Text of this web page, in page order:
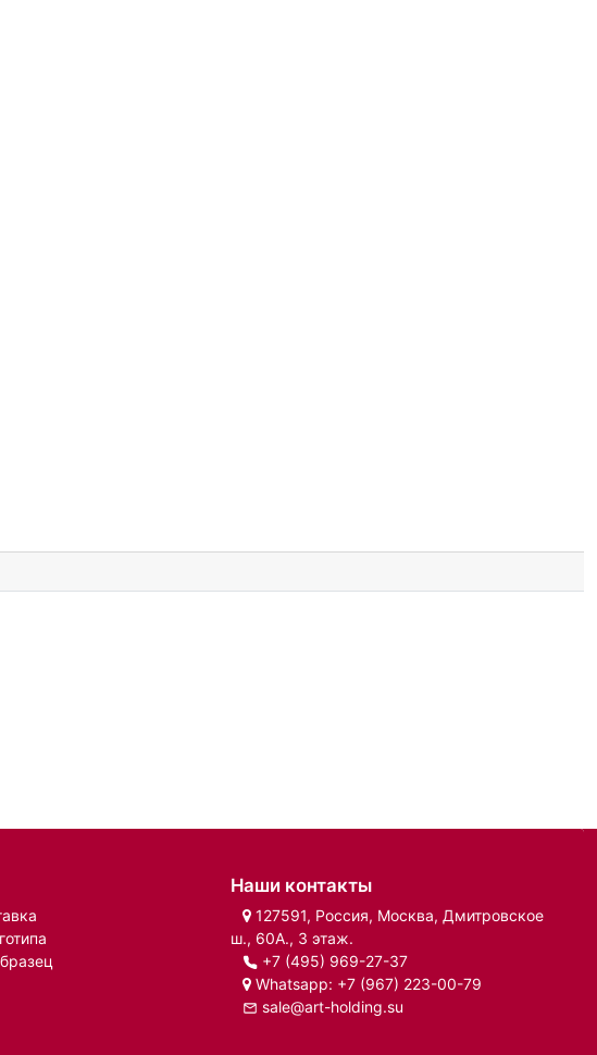
Наши контакты
127591, Россия, Москва, Дмитровское
ш., 60А., 3 этаж.
+7 (495) 969-27-37
Whatsapp: +7 (967) 223-00-79
sale@art-holding.su